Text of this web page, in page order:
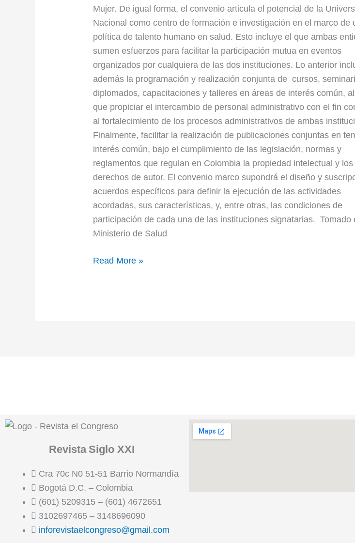
Mujer. De igual forma, el convenio articula el potencial de la
Nacional como centro de formación e investigación en el marco de
política de talento humano en salud. Esto incluye el que ambas
sumen esfuerzos para facilitar la participación mutua en eventos
organizados por cualquiera de las dos instituciones. Lo anterior
además la programación y realización conjunta de cursos,
diplomados, capacitaciones y talleres en áreas de interés común,
que propiciar el intercambio de personal administrativo con el fin
al fortalecimiento de los procesos administrativos de ambas
Finalmente, facilitar la realización de publicaciones conjuntas en
interés común, bajo el cumplimiento de las legislación, normas y
reglamentos que regulan en Colombia la propiedad intelectual y los
derechos de autor. El convenio marco supondrá el diseño y
acuerdos específicos para definir la ejecución de las actividades
acordadas, sus características, y, entre otras, las condiciones de
participación de cada una de las instituciones signatarias. Tomado
Ministerio de Salud
Read More »
Revista Siglo XXI
Cra 70c N0 51-51 Barrio Normandía
Bogotá D.C. – Colombia
(601) 5209315 – (601) 4672651
3102697465 – 3148696090
inforevistaelcongreso@gmail.com